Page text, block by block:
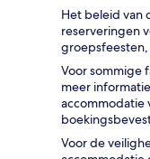
Het beleid van
reserveringen
Voor sommige
meer
accommodatie
Voor de